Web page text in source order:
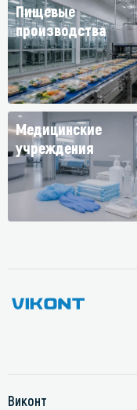
Пищевые
производства
Медицинские
учреждения
Виконт